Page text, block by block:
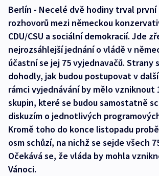
Berlín - Necelé dvě hodiny trval
rozhovorů mezi německou
CDU/CSU a sociální demokracií. Jde
nejrozsáhlejší jednání o vládě v
účastní se jej 75 vyjednavačů. Strany
dohodly, jak budou postupovat v
rámci vyjednávání by mělo vzniknout
skupin, které se budou samostatně
diskuzím o jednotlivých
Kromě toho do konce listopadu
osm schůzí, na nichž se sejde všech
Očekává se, že vláda by mohla
Vánoci.